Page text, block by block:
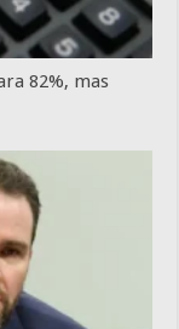
82%, mas